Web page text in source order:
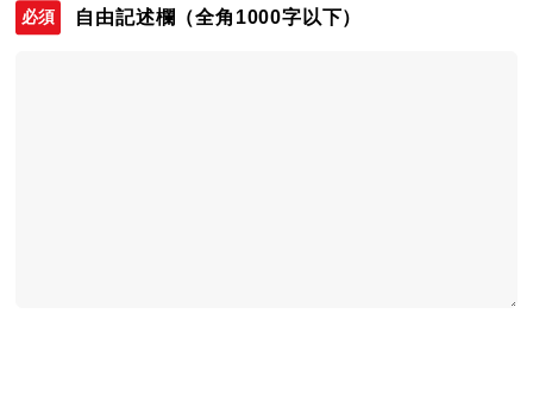
自由記述欄 （全角1000字以下）